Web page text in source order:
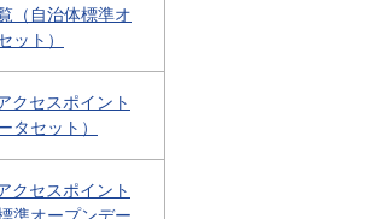
（自治体標準オ
ット）
クセスポイント
タセット）
クセスポイント